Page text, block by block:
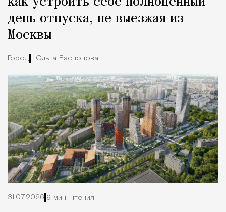
день отпуска, не выезжая из
Москвы
Город Ольга Распопова
31.07.2026 9 мин. чтения